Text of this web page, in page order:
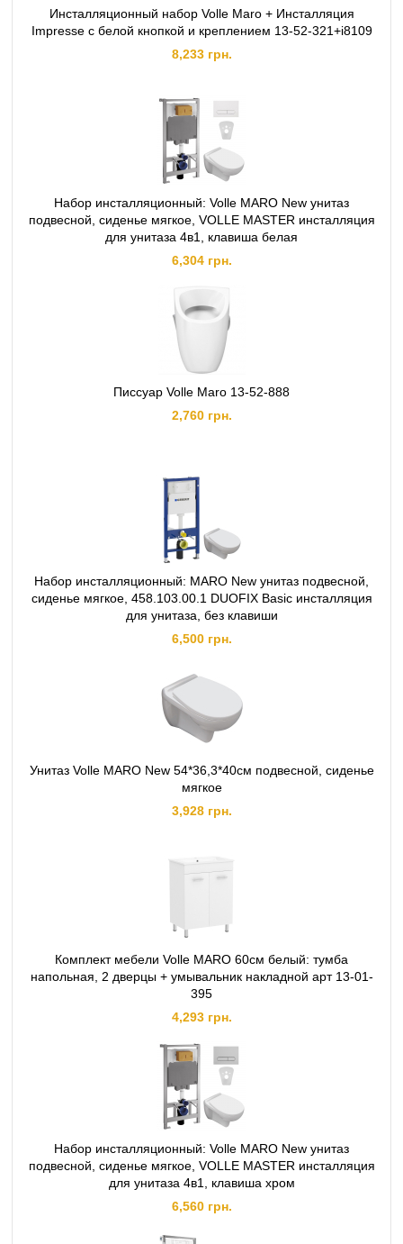
Инсталляционный набор Volle Maro + Инсталляция
Impresse с белой кнопкой и креплением 13-52-321+i8109
8,233 грн.
Набор инсталляционный: Volle MARO New унитаз
подвесной, сиденье мягкое, VOLLE MASTER инсталляция
для унитаза 4в1, клавиша белая
6,304 грн.
Писсуар Volle Maro 13-52-888
2,760 грн.
Набор инсталляционный: MARO New унитаз подвесной,
сиденье мягкое, 458.103.00.1 DUOFIX Basic инсталляция
для унитаза, без клавиши
6,500 грн.
Унитаз Volle MARO New 54*36,3*40см подвесной, сиденье
мягкое
3,928 грн.
Комплект мебели Volle MARO 60см белый: тумба
напольная, 2 дверцы + умывальник накладной арт 13-01-
395
4,293 грн.
Набор инсталляционный: Volle MARO New унитаз
подвесной, сиденье мягкое, VOLLE MASTER инсталляция
для унитаза 4в1, клавиша хром
6,560 грн.